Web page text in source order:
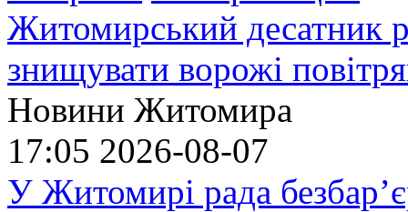
Житомирський десатник
знищувати ворожі
Новини Житомира
17:05 2026-08-07
У Житомирі рада